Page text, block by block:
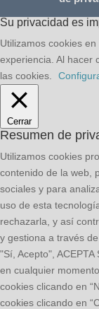
Su privacidad es
Utilizamos cookies
experiencia. Al hacer
las cookies.
Cerrar
Resumen de
Utilizamos cookies
contenido de la web,
sociales y para
uso de esta
rechazarla, y así
y gestiona a través
"Sí, Acepto",
en cualquier
cookies clicando en
cookies clicando en